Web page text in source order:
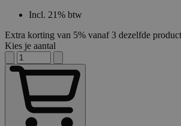
Incl. 21% btw
Extra korting van 5% vanaf 3 dezelfde
Kies je aantal